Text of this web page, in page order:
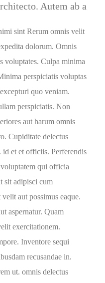
Autem ab a
sint Rerum omnis velit
dolorum. Omnis
voluptates. Culpa minima
perspiciatis voluptas
quo veniam.
perspiciatis. Non
aut harum omnis
Cupiditate delectus
et et officiis. Perferendis
qui officia
sit adipisci cum
aut possimus eaque.
aspernatur. Quam
exercitationem.
Inventore sequi
recusandae in.
ut. omnis delectus